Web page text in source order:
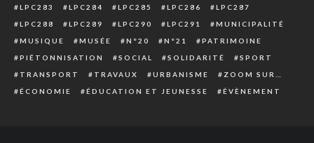
LPC283
LPC284 LPC285 LPC286
LPC287
LPC288
LPC289 LPC290 LPC291
MUNICIPALITÉ
MUSIQUE
MUSÉE N°20 N°21
PATRIMOINE
PIÉTONNISATION
SOCIAL SOLIDARITÉ
SPORT
TRANSPORT
TRAVAUX URBANISME
ZOOM SUR…
ÉCONOMIE
ÉDUCATION ET JEUNESSE ÉVÈNEMENT